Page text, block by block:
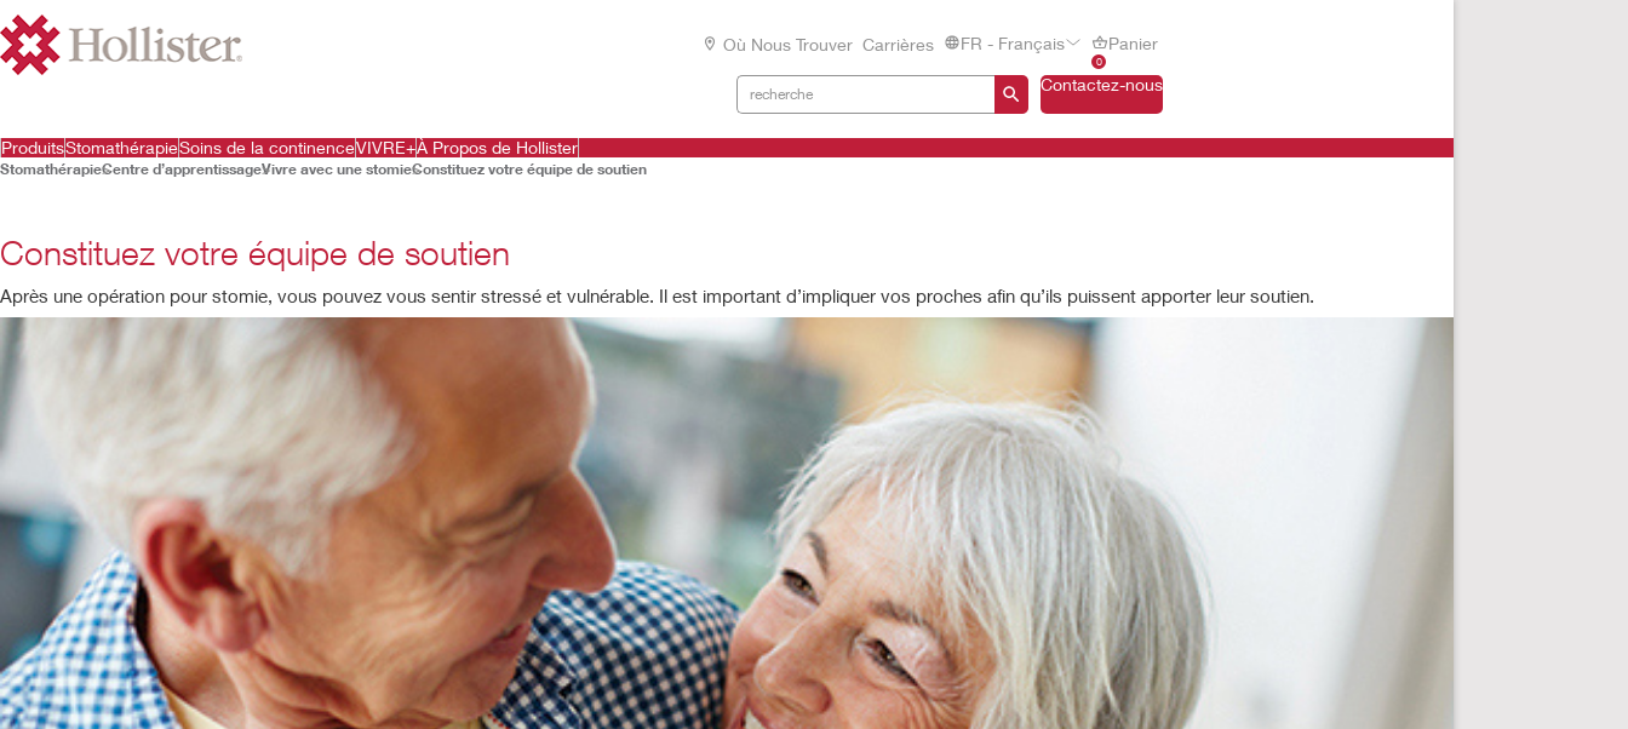
Où Nous Trouver Carrières FR - Français
0
Panier
Contactez-nous
ProduitsStomathérapieSoins de la continenceVIVRE+À Propos de Hollister
StomathérapieCentre d’apprentissageVivre avec une stomieConstituez votre équipe de soutien
Constituez votre équipe de soutien
Après une opération pour stomie, vous pouvez vous sentir stressé et vulnérable. Il est important d’impliquer vos proches afin qu’ils puissent apporter leur soutien.